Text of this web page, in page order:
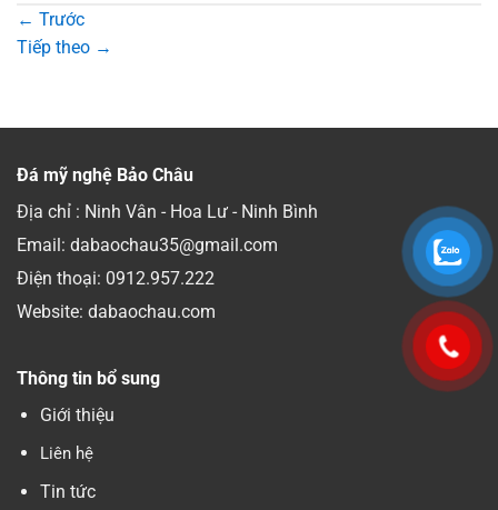
← Trước
Tiếp theo →
Đá mỹ nghệ Bảo Châu
Địa chỉ : Ninh Vân - Hoa Lư - Ninh Bình
Email: dabaochau35@gmail.com
Điện thoại: 0912.957.222
Website: dabaochau.com
Thông tin bổ sung
Giới thiệu
Liên hệ
Tin tức